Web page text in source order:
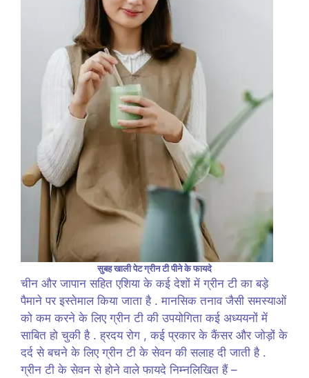
सुबह खाली पेट ग्रीन टी पीने के फायदे
चीन और जापान सहित एशिया के कई देशों में ग्रीन टी का बड़े
पैमाने पर इस्तेमाल किया जाता है . मानसिक तनाव जैसी समस्याओं
को कम करने के लिए ग्रीन टी की उपयोगिता कई अध्ययनों में
साबित हो चुकी है . ह्रदय रोग , कई प्रकार के कैंसर और जोड़ों के
दर्द से बचने के लिए ग्रीन टी के सेवन की सलाह दी जाती है .
ग्रीन टी के सेवन से होने वाले फायदे निम्नलिखित हैं –